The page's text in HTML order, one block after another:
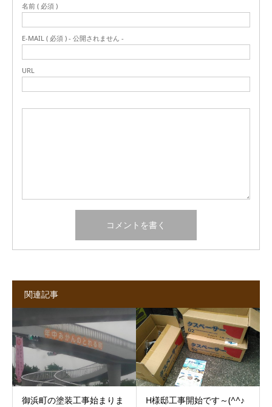
名前 ( 必須 )
E-MAIL ( 必須 ) - 公開されません -
URL
関連記事
御浜町の塗装工事始まりま
H様邸工事開始です～(^^♪